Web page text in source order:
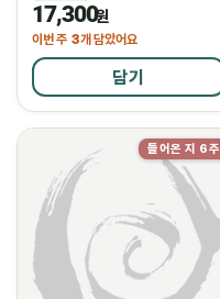
냉장
17,300원
이번 주 3개 담았어요
담기
들어온 지 6주